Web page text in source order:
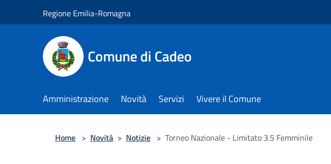
Regione Emilia-Romagna
Comune di Cadeo
Amministrazione Novità Servizi Vivere il Comune
Home > Novità > Notizie > Torneo Nazionale - Limitato 3.5 Femminile